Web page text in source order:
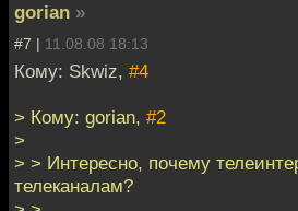
gorian »
#7 | 11.08.08 18:13
Кому: Skwiz, #4
> Кому: gorian, #2
>
> > Интересно, почему
телеканалам?